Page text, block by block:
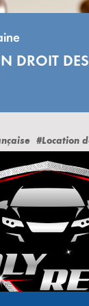
DROIT DES
#Location